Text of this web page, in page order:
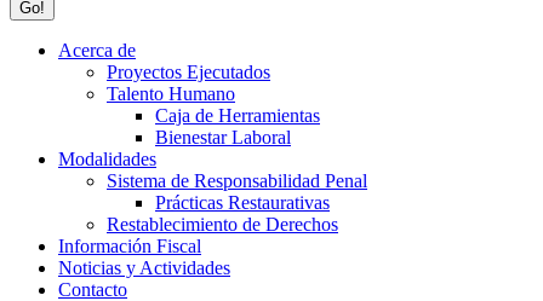
Acerca de
Proyectos Ejecutados
Talento Humano
Caja de Herramientas
Bienestar Laboral
Modalidades
Sistema de Responsabilidad Penal
Prácticas Restaurativas
Restablecimiento de Derechos
Información Fiscal
Noticias y Actividades
Contacto